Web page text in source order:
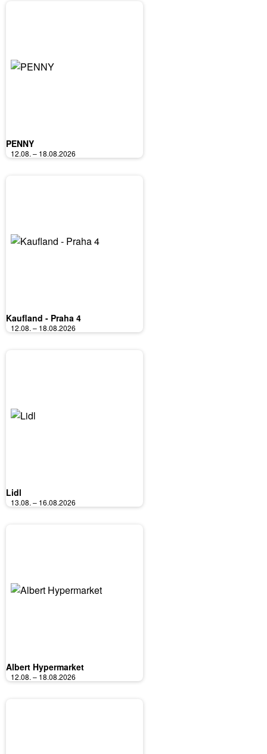
PENNY
12.08. – 18.08.2026
Kaufland - Praha 4
12.08. – 18.08.2026
Lidl
13.08. – 16.08.2026
Albert Hypermarket
12.08. – 18.08.2026